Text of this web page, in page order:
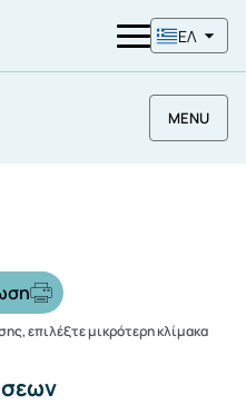
ΕΛ
MENU
επιλέξτε μικρότερη κλίμακα